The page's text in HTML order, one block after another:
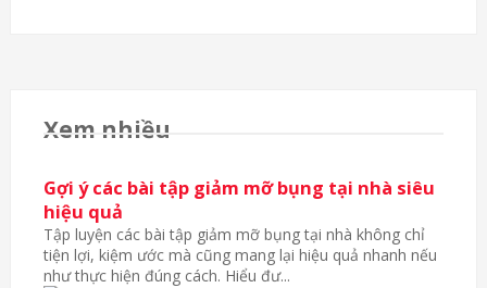
Xem nhiều
Gợi ý các bài tập giảm mỡ bụng tại nhà siêu
hiệu quả
Tập luyện các bài tập giảm mỡ bụng tại nhà không chỉ
tiện lợi, kiệm ước mà cũng mang lại hiệu quả nhanh nếu
như thực hiện đúng cách. Hiểu đư...